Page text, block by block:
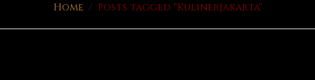
Home / Posts tagged "KulinerJakarta"